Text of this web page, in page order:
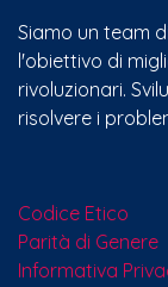
Siamo un team
l'obiettivo di
rivoluzionari.
risolvere i
Codice Etico
Parità di Genere
Informativa